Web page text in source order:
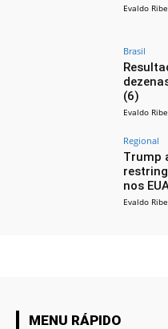
Evaldo
Brasil
(6)
Evaldo
Regional
Trump
nos
Evaldo
MENU RÁPIDO